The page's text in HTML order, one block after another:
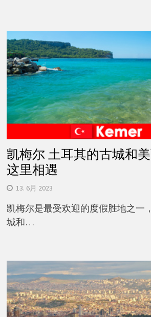
凯梅尔 土耳其的古城和
这里相遇
13. 6月 2023
凯梅尔是最受欢迎的度假胜地之一
城和…